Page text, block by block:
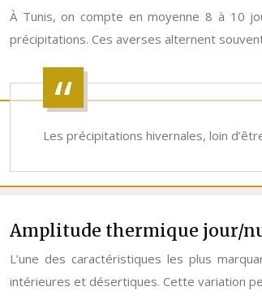
À Tunis, on compte en moyenne 8 à 10
précipitations. Ces averses alternent
Les précipitations hivernales, loin
Amplitude thermique jour/
L’une des caractéristiques les plus
intérieures et désertiques. Cette variation